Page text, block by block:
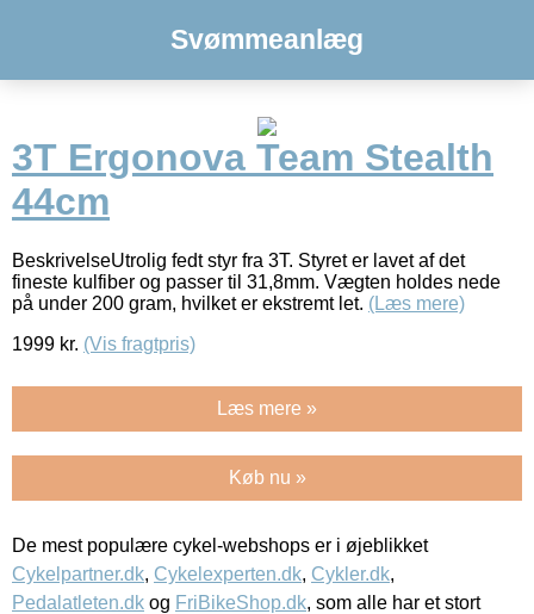
Svømmeanlæg
3T Ergonova Team Stealth
44cm
BeskrivelseUtrolig fedt styr fra 3T. Styret er lavet af det
fineste kulfiber og passer til 31,8mm. Vægten holdes nede
på under 200 gram, hvilket er ekstremt let. (Læs mere)
1999 kr. (Vis fragtpris)
Læs mere »
Køb nu »
De mest populære cykel-webshops er i øjeblikket
Cykelpartner.dk, Cykelexperten.dk, Cykler.dk,
Pedalatleten.dk og FriBikeShop.dk, som alle har et stort